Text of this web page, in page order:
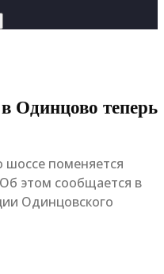
Одинцово теперь
шоссе поменяется
этом сообщается в
Одинцовского